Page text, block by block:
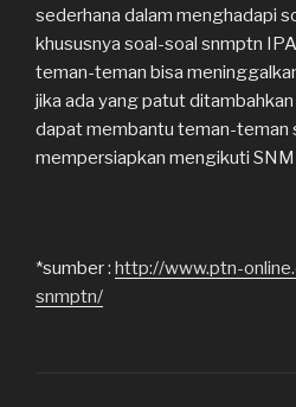
sederhana dalam menghadapi
khususnya soal-soal snmptn
teman-teman bisa
jika ada yang patut
dapat membantu teman-teman
mempersiapkan mengikuti
*sumber : http://www.ptn-
snmptn/